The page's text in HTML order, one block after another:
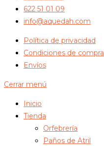
622 51 01 09
info@aquedah.com
Política de privacidad
Condiciones de compra
Envíos
Cerrar menú
Inicio
Tienda
Orfebrería
Paños de Atril